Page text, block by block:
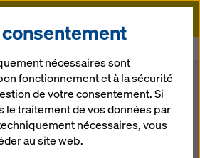
gamme complète d’étais droits ou
cadre-étais pour différentes
nécessaires sont
fonctionnement et à la sécurité
de votre consentement. Si
le traitement de vos données par
nécessaires, vous
au site web.